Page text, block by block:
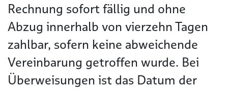
Rechnung sofort fällig und ohne
Abzug innerhalb von vierzehn Tagen
zahlbar, sofern keine abweichende
Vereinbarung getroffen wurde. Bei
Überweisungen ist das Datum der